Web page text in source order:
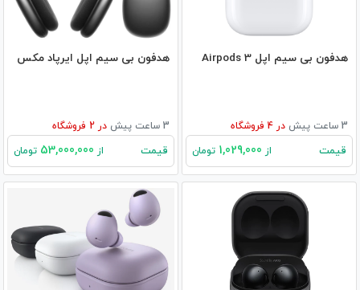
هدفون بی‌ سیم اپل Airpods 3
3 ساعت پیش در فروشگاه
قیمت از تومان
هدفون بی‌ سیم اپل ایرپاد مکس
3 ساعت پیش در فروشگاه
قیمت از تومان